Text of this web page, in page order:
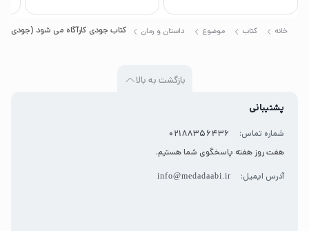
خانه کتاب موضوع داستان و رمان کتاب جودی کارآگاه می شود (جودی دمدمی 8) اثر مگان مک دونالد ترجمه محبوبه نجف
بازگشت به بالا
پشتیبانی
شماره تماس:
02188356436
هفت روز هفته پاسخگوی شما هستیم.
آدرس ایمیل: info@medadaabi.ir